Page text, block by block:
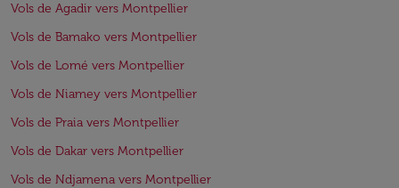
Vols de Agadir vers Montpellier
Vols de Bamako vers Montpellier
Vols de Lomé vers Montpellier
Vols de Niamey vers Montpellier
Vols de Praia vers Montpellier
Vols de Dakar vers Montpellier
Vols de Ndjamena vers Montpellier